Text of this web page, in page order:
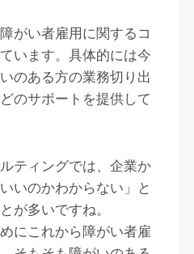
がい者雇用に関するコ
います。具体的には今
のある方の業務切り出
のサポートを提供して
ティングでは、企業か
いのかわからない」と
が多いですね。
にこれから障がい者雇